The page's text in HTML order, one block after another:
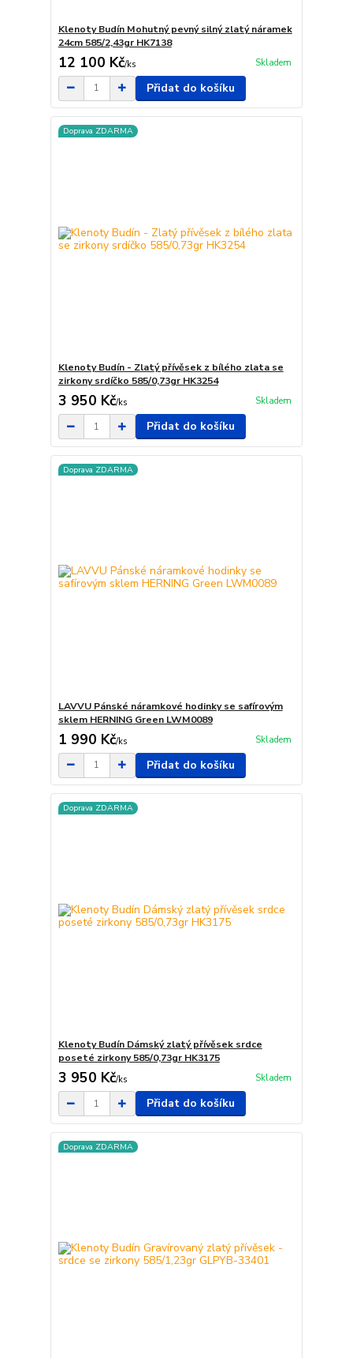
Klenoty Budín Mohutný pevný silný zlatý náramek
24cm 585/2,43gr HK7138
12 100 Kč/ks Skladem
Přidat do košíku
Doprava ZDARMA
Klenoty Budín - Zlatý přívěsek z bílého zlata se
zirkony srdíčko 585/0,73gr HK3254
3 950 Kč/ks Skladem
Přidat do košíku
Doprava ZDARMA
LAVVU Pánské náramkové hodinky se safírovým
sklem HERNING Green LWM0089
1 990 Kč/ks Skladem
Přidat do košíku
Doprava ZDARMA
Klenoty Budín Dámský zlatý přívěsek srdce
poseté zirkony 585/0,73gr HK3175
3 950 Kč/ks Skladem
Přidat do košíku
Doprava ZDARMA